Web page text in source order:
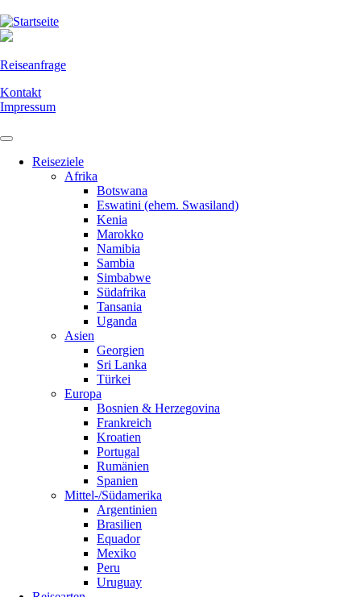
Direkt
zum
Reiseanfrage
Kontakt
Impressum
Reiseziele
Afrika
Botswana
Eswatini (ehem. Swasiland)
Kenia
Marokko
Namibia
Sambia
Simbabwe
Südafrika
Tansania
Uganda
Asien
Georgien
Sri Lanka
Türkei
Europa
Bosnien & Herzegovina
Frankreich
Kroatien
Portugal
Rumänien
Spanien
Mittel-/Südamerika
Argentinien
Brasilien
Equador
Mexiko
Peru
Uruguay